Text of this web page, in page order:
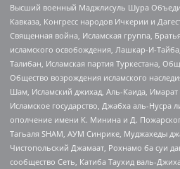
Высший военный Маджлисуль Шура
Кавказа, Конгресс народов Ичкерии и
Священная война, Исламская группа,
исламского освобождения, Лашкар-И-
Талибан, Исламская партия Туркестана,
Общество возрождения исламского
Шам, Исламский джихад, Аль-Каида,
Исламское государство, Джабха аль-
ополчение имени К. Минина и Д.
Тагьаля SHAM, АУМ Синрике, Муджахеды
Чистопольский Джамаат, Рохнамо ба суи
сообщество Сеть, Катиба Таухид валь-